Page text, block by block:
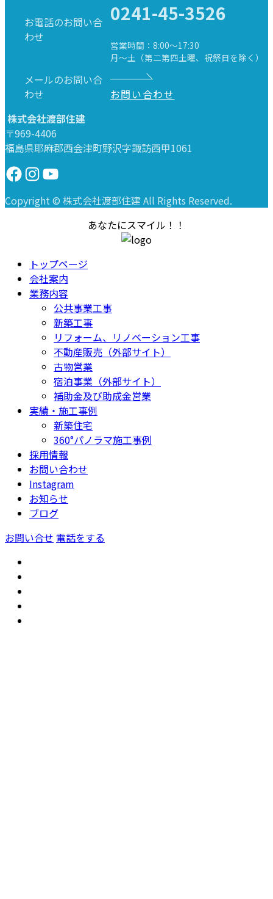
お電話のお問い合
わせ
0241-45-3526
営業時間：8:00～17:30
月～土（第二第四土曜、祝祭日を除く）
メールのお問い合
わせ
お問い合わせ
株式会社渡部住建
〒969-4406
福島県耶麻郡西会津町野沢字諏訪西甲1061
Facebook
Instagram
YouTube
Copyright © 株式会社渡部住建 All Rights Reserved.
あなたにスマイル！！
トップページ
会社案内
業務内容
公共事業工事
新築工事
リフォーム、リノベーション工事
不動産販売（外部サイト）
古物営業
宿泊事業（外部サイト）
補助金及び助成金営業
実績・施工事例
新築住宅
360°パノラマ施工事例
採用情報
お問い合わせ
Instagram
お知らせ
ブログ
お問い合せ 電話をする